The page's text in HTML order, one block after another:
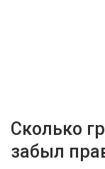
Сколько
забыл